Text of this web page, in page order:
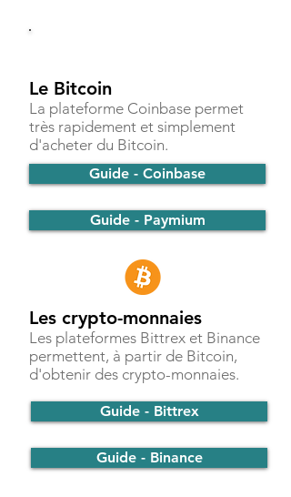
Le Bitcoin
La plateforme Coinbase permet
très rapidement et simplement
d'acheter du Bitcoin.
Guide - Coinbase
Guide - Paymium
Les crypto-monnaies
Les plateformes Bittrex et Binance
permettent, à partir de Bitcoin,
d'obtenir des crypto-monnaies.
Guide - Bittrex
Guide - Binance